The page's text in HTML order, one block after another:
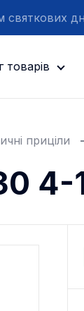
святкових
товарів
приціли
4-